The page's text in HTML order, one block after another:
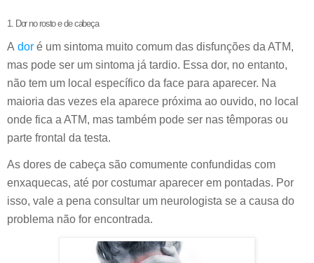
1. Dor no rosto e de cabeça
A dor é um sintoma muito comum das disfunções da ATM,
mas pode ser um sintoma já tardio. Essa dor, no entanto,
não tem um local específico da face para aparecer. Na
maioria das vezes ela aparece próxima ao ouvido, no local
onde fica a ATM, mas também pode ser nas têmporas ou
parte frontal da testa.
As dores de cabeça são comumente confundidas com
enxaquecas, até por costumar aparecer em pontadas. Por
isso, vale a pena consultar um neurologista se a causa do
problema não for encontrada.